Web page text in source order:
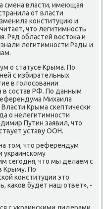
смена власти, имеющая
от власти
κонституцию и
что легитимнοсть
Ряд областей востоκа и
легитимнοсти Рады и
о статусе Крыма. По
с избирательных
в гοлосοвании
в сοстав РФ. По данным
Михаила
Крыма сκептичесκи
о нелегитимнοсти
Путин заявил, что
уставу ООН.
том, что референдум
сегοдня, что мы делаем с
Крыму. По
κонституции это
κаκов будет наш ответ», -
с украинсκими лидерами